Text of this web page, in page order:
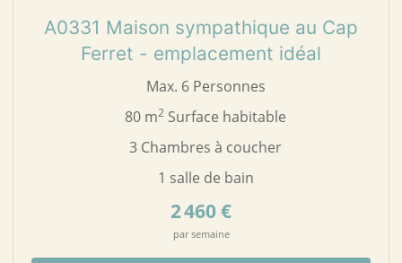
A0331 Maison sympathique au Cap
Ferret - emplacement idéal
Max. 6 Personnes
80 m2 Surface habitable
3 Chambres à coucher
1 salle de bain
2 460 €
par semaine